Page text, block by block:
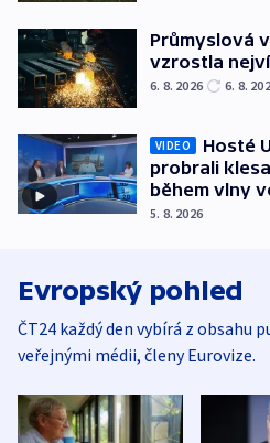
Průmyslová
vzrostla
6. 8. 2026 6. 8.
VIDEO
Hosté
probrali
během vlny
5. 8. 2026
Evropský pohled
ČT24 každý den vybírá z obsahu
veřejnými médii, členy Eurovize.